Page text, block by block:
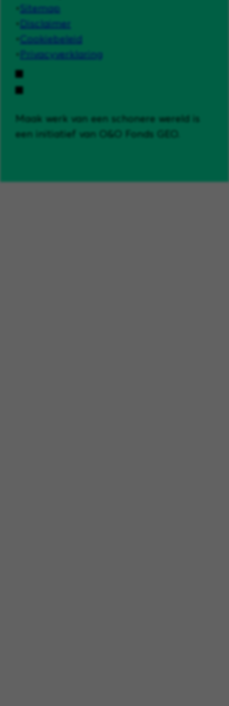
Sitemap
Disclaimer
Cookiebeleid
Privacyverklaring
Maak werk van een schonere wereld is
een initiatief van O&O Fonds GEO.